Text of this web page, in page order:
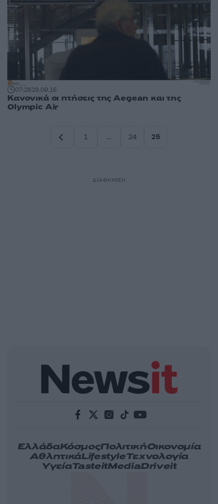
07:2829.09.16
Κανονικά οι πτήσεις της Aegean και της
Olympic Air
1
…
24
25
ΔΙΑΦΗΜΙΣΗ
ΕλλάδαΚόσμοςΠολιτικήΟικονομία
ΑθλητικάLifestyleΤεχνολογία
ΥγείαTasteitMediaDriveit